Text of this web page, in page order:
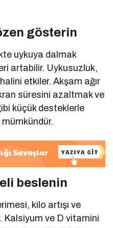
gösterin
uykuya dalmak
artabilir. Uykusuzluk,
halini etkiler. Akşam ağır
süresini azaltmak ve
küçük desteklerle
beslenin
kilo artışı ve
Kalsiyum ve D vitamini